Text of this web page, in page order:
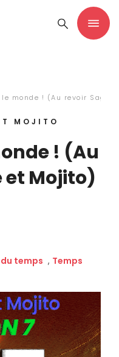
monde ! (Au revoir
MOJITO
! (Au
et Mojito)
temps , Temps